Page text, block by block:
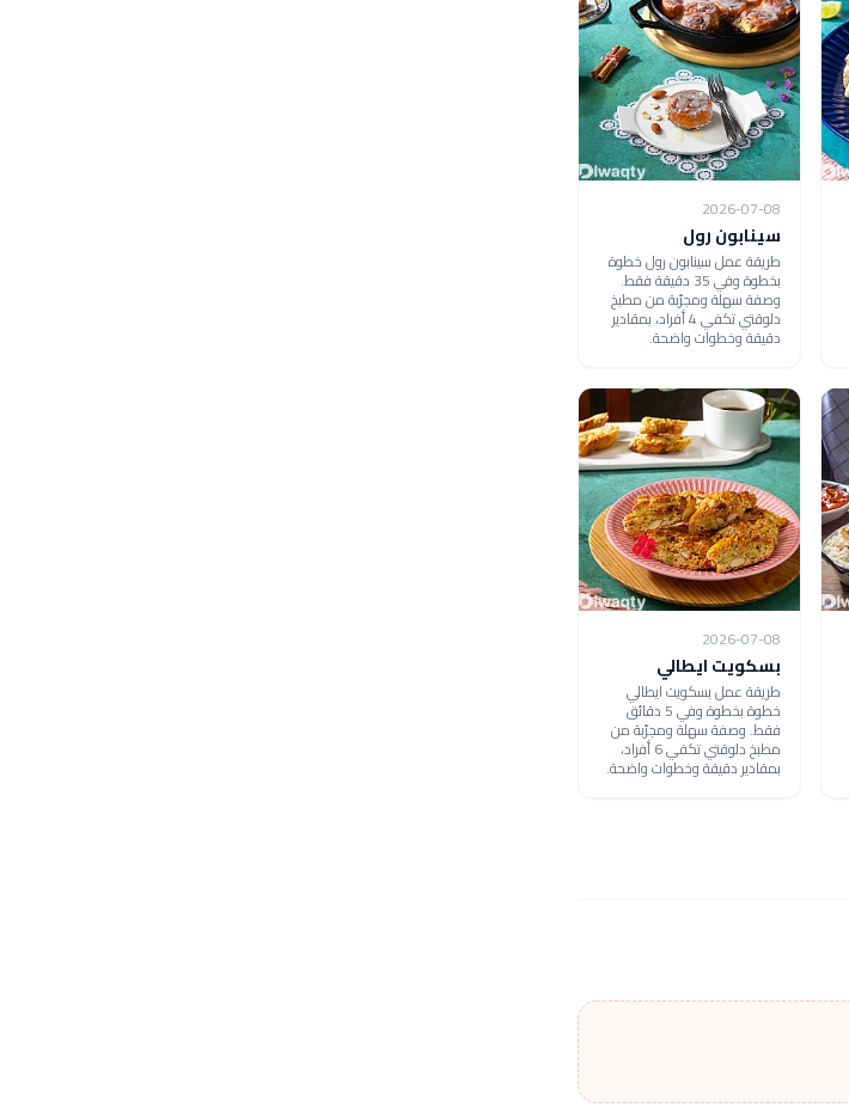
2026-07-08
سينابون رول
طريقة عمل سينابون رول خطوة
بخطوة وفي 35 دقيقة فقط.
وصفة سهلة ومجرّبة من مطبخ
دلوقتي تكفي 4 أفراد، بمقادير
دقيقة وخطوات واضحة.
2026-07-08
بسكويت ايطالي
طريقة عمل بسكويت ايطالي
خطوة بخطوة وفي 5 دقائق
فقط. وصفة سهلة ومجرّبة من
مطبخ دلوقتي تكفي 6 أفراد،
بمقادير دقيقة وخطوات واضحة.